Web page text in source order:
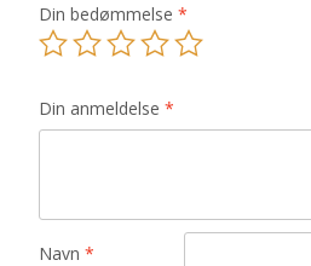
Din bedømmelse *
Din anmeldelse *
Navn *